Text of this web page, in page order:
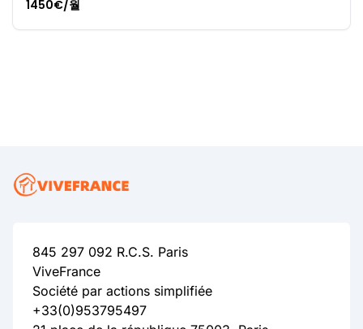
1450€/월
845 297 092 R.C.S. Paris
ViveFrance
Société par actions simplifiée
+33(0)953795497